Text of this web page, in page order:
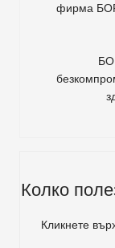
фирма
Колко
Кликнете